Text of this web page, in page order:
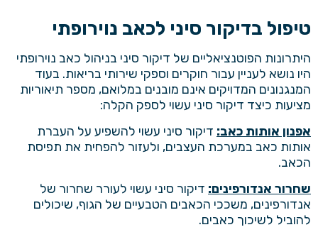
טיפול בדיקור סיני לכאב נוירופתי
היתרונות הפוטנציאליים של דיקור סיני בניהול כאב נוירופתי
היו נושא לעניין עבור חוקרים וספקי שירותי בריאות. בעוד
המנגנונים המדויקים אינם מובנים במלואם, מספר תיאוריות
מציעות כיצד דיקור סיני עשוי לספק הקלה:
אפנון אותות כאב: דיקור סיני עשוי להשפיע על העברת
אותות כאב במערכת העצבים, ולעזור להפחית את תפיסת
הכאב.
שחרור אנדורפינים: דיקור סיני עשוי לעורר שחרור של
אנדורפינים, משככי הכאבים הטבעיים של הגוף, שיכולים
להוביל לשיכוך כאבים.